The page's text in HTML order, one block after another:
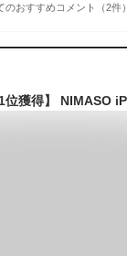
のおすすめコメント（2件）